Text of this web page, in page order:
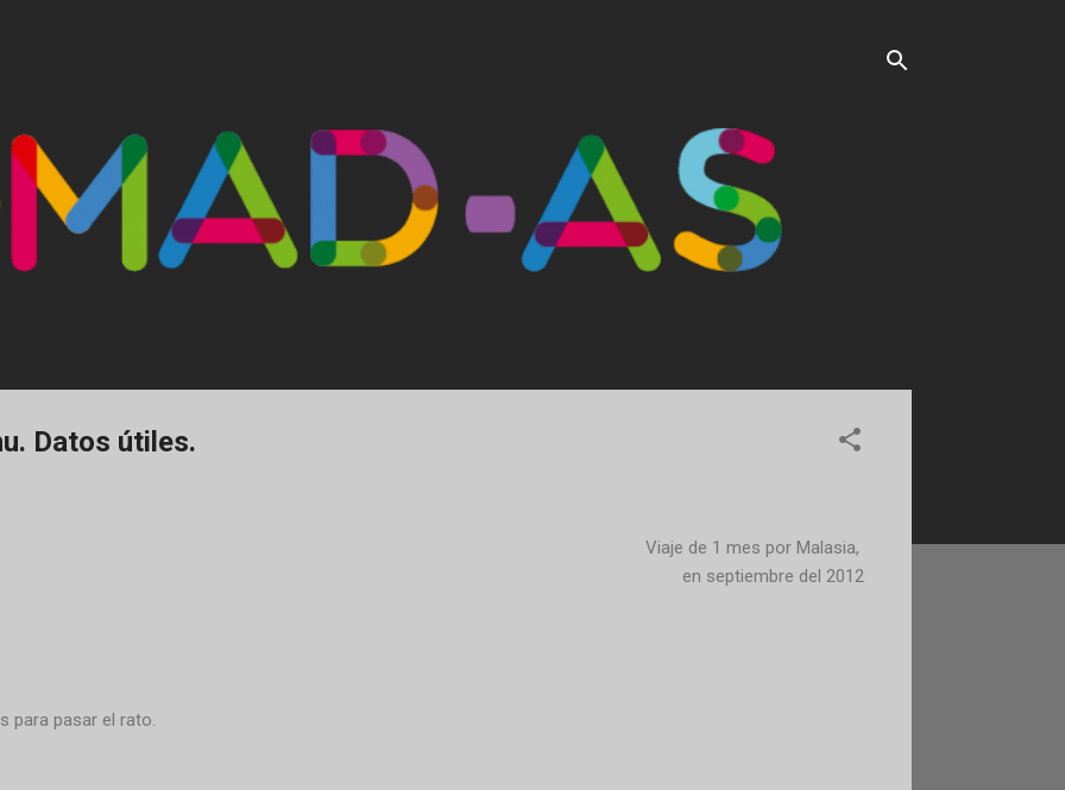
Datos útiles.
Viaje de 1 mes por Malasia,
en septiembre del 2012
para pasar el rato.